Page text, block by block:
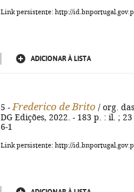
Link persistente: http://
ADICIONAR À LISTA
5 - Frederico de Brito / org.
DG Edições, 2022. - 183 p. : il. ;
6-1
Link persistente: http://